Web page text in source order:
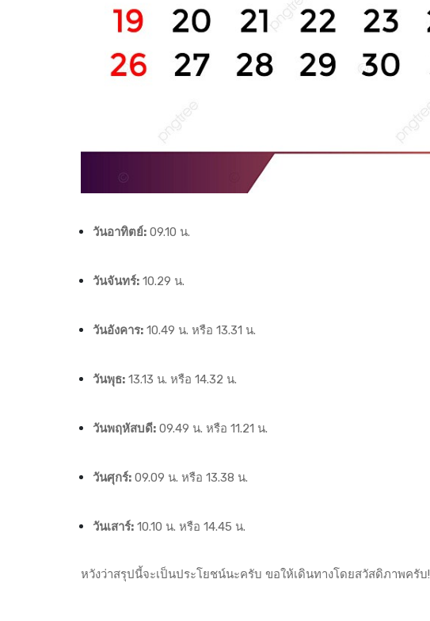
วันอาทิตย์: 09.10 น.
วันจันทร์: 10.29 น.
วันอังคาร: 10.49 น. หรือ 13.31 น.
วันพุธ: 13.13 น. หรือ 14.32 น.
วันพฤหัสบดี: 09.49 น. หรือ 11.21 น.
วันศุกร์: 09.09 น. หรือ 13.38 น.
วันเสาร์: 10.10 น. หรือ 14.45 น.
หวังว่าสรุปนี้จะเป็นประโยชน์นะครับ ขอให้เดินทางโดยสวัสดิภาพครับ!